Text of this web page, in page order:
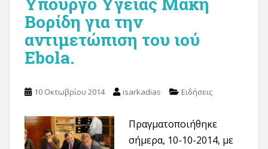
Βορίδη για την
αντιμετώπιση του ιού
Ebola.
10 Οκτωβρίου 2014 isarkadias Ειδήσεις
Πραγματοποιήθηκε
σήμερα, 10-10-2014, με